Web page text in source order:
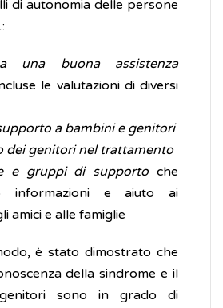
di autonomia delle persone
una buona assistenza
le valutazioni di diversi
a bambini e genitori
dei genitori nel trattamento
e gruppi di supportoche
informazioni e aiuto ai
amici e alle famiglie
è stato dimostrato che
della sindrome e il
sono in grado di